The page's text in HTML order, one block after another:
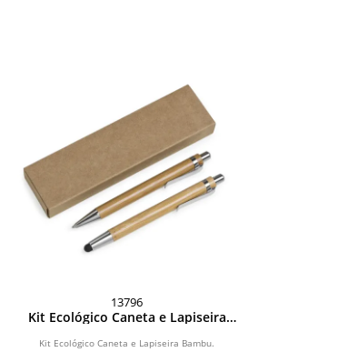
13796
Kit Ecológico Caneta e Lapiseira
Kit Ecológico Caneta e Lapiseira Bambu.